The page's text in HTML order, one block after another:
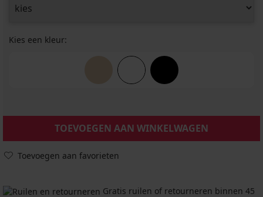
Kies een kleur:
TOEVOEGEN AAN WINKELWAGEN
Toevoegen aan favorieten
Gratis ruilen of retourneren binnen 45